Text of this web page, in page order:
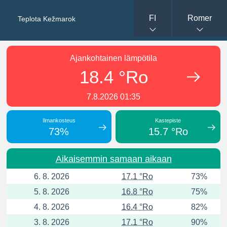
Teplota Kežmarok FI Romer
Ajankohtainen lämpötila
18.4 °Ro
7.8.2026 01:35
Ilmankosteus
73%
Kastepiste
15.7 °Ro
Aikaisemmin samaan aikaan
6. 8. 2026 17.1 °Ro
73%
5. 8. 2026
16.8 °Ro
75%
4. 8. 2026
16.4 °Ro
82%
3. 8. 2026
17.1 °Ro
90%